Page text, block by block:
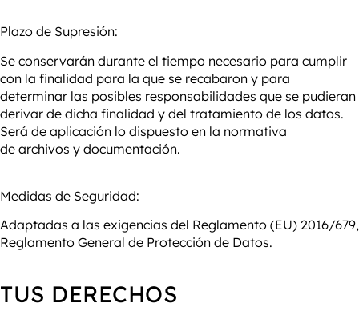
Plazo de Supresión:
Se conservarán durante el tiempo necesario para cumplir
con la finalidad para la que se recabaron y para
determinar las posibles responsabilidades que se pudieran
derivar de dicha finalidad y del tratamiento de los datos.
Será de aplicación lo dispuesto en la normativa
de archivos y documentación.
Medidas de Seguridad:
Adaptadas a las exigencias del Reglamento (EU) 2016/679,
Reglamento General de Protección de Datos.
TUS DERECHOS